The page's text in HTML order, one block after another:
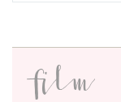
film